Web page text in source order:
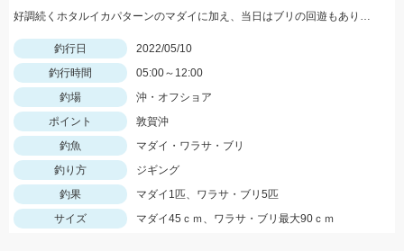
好調続くホタルイカパターンのマダイに加え、当日はブリの回遊もあり大爆釣!! 迷ってる場合じゃないですよ(笑) 行くなら今しかない!!
釣行日
2022/05/10
釣行時間
05:00～12:00
釣場
沖・オフショア
ポイント
敦賀沖
釣魚
マダイ・ワラサ・ブリ
釣り方
ジギング
釣果
マダイ1匹、ワラサ・ブリ5匹
サイズ
マダイ45ｃｍ、ワラサ・ブリ最大90ｃｍ